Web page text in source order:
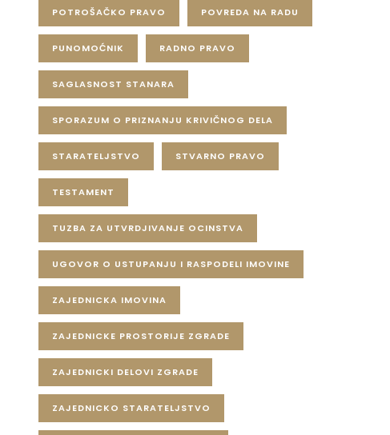
POTROŠAČKO PRAVO POVREDA NA RADU
PUNOMOĆNIK RADNO PRAVO
SAGLASNOST STANARA
SPORAZUM O PRIZNANJU KRIVIČNOG DELA
STARATELJSTVO STVARNO PRAVO
TESTAMENT
TUZBA ZA UTVRDJIVANJE OCINSTVA
UGOVOR O USTUPANJU I RASPODELI IMOVINE
ZAJEDNICKA IMOVINA
ZAJEDNICKE PROSTORIJE ZGRADE
ZAJEDNICKI DELOVI ZGRADE
ZAJEDNICKO STARATELJSTVO